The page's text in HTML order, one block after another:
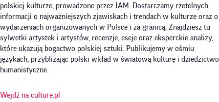
polskiej kulturze, prowadzone przez IAM. Dostarczamy rzetelnych
informacji o najważniejszych zjawiskach i trendach w kulturze oraz o
wydarzeniach organizowanych w Polsce i za granicą. Znajdziesz tu
sylwetki artystek i artystów, recenzje, eseje oraz eksperckie analizy,
które ukazują bogactwo polskiej sztuki. Publikujemy w ośmiu
językach, przybliżając polski wkład w światową kulturę i dziedzictwo
humanistyczne.
Wejdź na culture.pl